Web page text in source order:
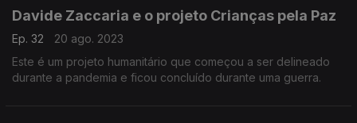
Davide Zaccaria e o projeto Crianças pela Paz
Ep. 32
20 ago. 2023
Este é um projeto humanitário que começou a ser delineado
durante a pandemia e ficou concluído durante uma guerra.